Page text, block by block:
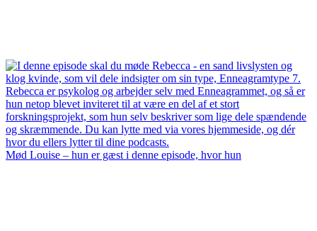
Mød Louise – hun er gæst i denne episode, hvor hun